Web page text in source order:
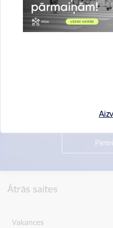
Sniegt
Ātrās saites
Vakances